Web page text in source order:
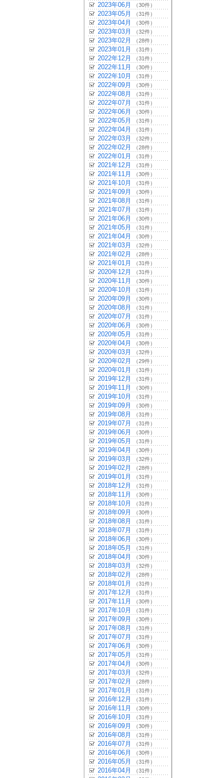
2023年06月 （30件）
2023年05月 （31件）
2023年04月 （30件）
2023年03月 （32件）
2023年02月 （28件）
2023年01月 （31件）
2022年12月 （31件）
2022年11月 （30件）
2022年10月 （31件）
2022年09月 （30件）
2022年08月 （31件）
2022年07月 （31件）
2022年06月 （30件）
2022年05月 （31件）
2022年04月 （31件）
2022年03月 （32件）
2022年02月 （28件）
2022年01月 （31件）
2021年12月 （31件）
2021年11月 （30件）
2021年10月 （31件）
2021年09月 （30件）
2021年08月 （31件）
2021年07月 （31件）
2021年06月 （30件）
2021年05月 （31件）
2021年04月 （30件）
2021年03月 （32件）
2021年02月 （28件）
2021年01月 （31件）
2020年12月 （31件）
2020年11月 （30件）
2020年10月 （31件）
2020年09月 （30件）
2020年08月 （31件）
2020年07月 （31件）
2020年06月 （30件）
2020年05月 （31件）
2020年04月 （30件）
2020年03月 （32件）
2020年02月 （29件）
2020年01月 （31件）
2019年12月 （31件）
2019年11月 （30件）
2019年10月 （31件）
2019年09月 （30件）
2019年08月 （31件）
2019年07月 （31件）
2019年06月 （30件）
2019年05月 （31件）
2019年04月 （30件）
2019年03月 （32件）
2019年02月 （28件）
2019年01月 （31件）
2018年12月 （31件）
2018年11月 （30件）
2018年10月 （31件）
2018年09月 （30件）
2018年08月 （31件）
2018年07月 （31件）
2018年06月 （30件）
2018年05月 （31件）
2018年04月 （30件）
2018年03月 （32件）
2018年02月 （28件）
2018年01月 （31件）
2017年12月 （31件）
2017年11月 （30件）
2017年10月 （31件）
2017年09月 （30件）
2017年08月 （31件）
2017年07月 （31件）
2017年06月 （30件）
2017年05月 （31件）
2017年04月 （30件）
2017年03月 （32件）
2017年02月 （28件）
2017年01月 （31件）
2016年12月 （31件）
2016年11月 （30件）
2016年10月 （31件）
2016年09月 （30件）
2016年08月 （31件）
2016年07月 （31件）
2016年06月 （30件）
2016年05月 （31件）
2016年04月 （31件）